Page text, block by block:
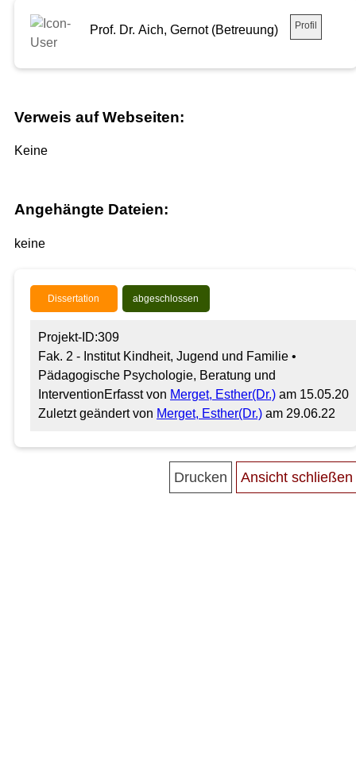
Prof. Dr. Aich, Gernot (Betreuung) Profil
Verweis auf Webseiten:
Keine
Angehängte Dateien:
keine
Dissertation abgeschlossen
Projekt-ID:309
Fak. 2 - Institut Kindheit, Jugend und Familie •
Pädagogische Psychologie, Beratung und
InterventionErfasst von Merget, Esther(Dr.) am 15.05.20
Zuletzt geändert von Merget, Esther(Dr.) am 29.06.22